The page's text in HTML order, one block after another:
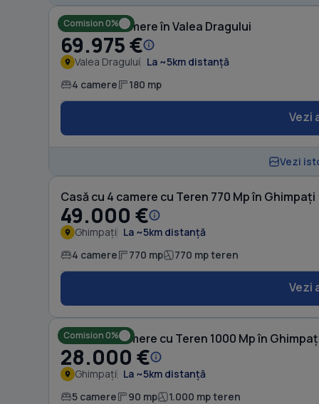
Comision 0%
Casă cu 4 camere în Valea Dragului
69.975 €
Valea Dragului La ~5km distanță
4 camere 180 mp
Vezi
Vezi
Casă cu 4 camere cu Teren 770 Mp în Ghimpați
49.000 €
Ghimpați La ~5km distanță
4 camere 770 mp 770 mp teren
Vezi
Comision 0%
Casă cu 5 camere cu Teren 1000 Mp în
28.000 €
Ghimpați La ~5km distanță
5 camere 90 mp 1.000 mp teren